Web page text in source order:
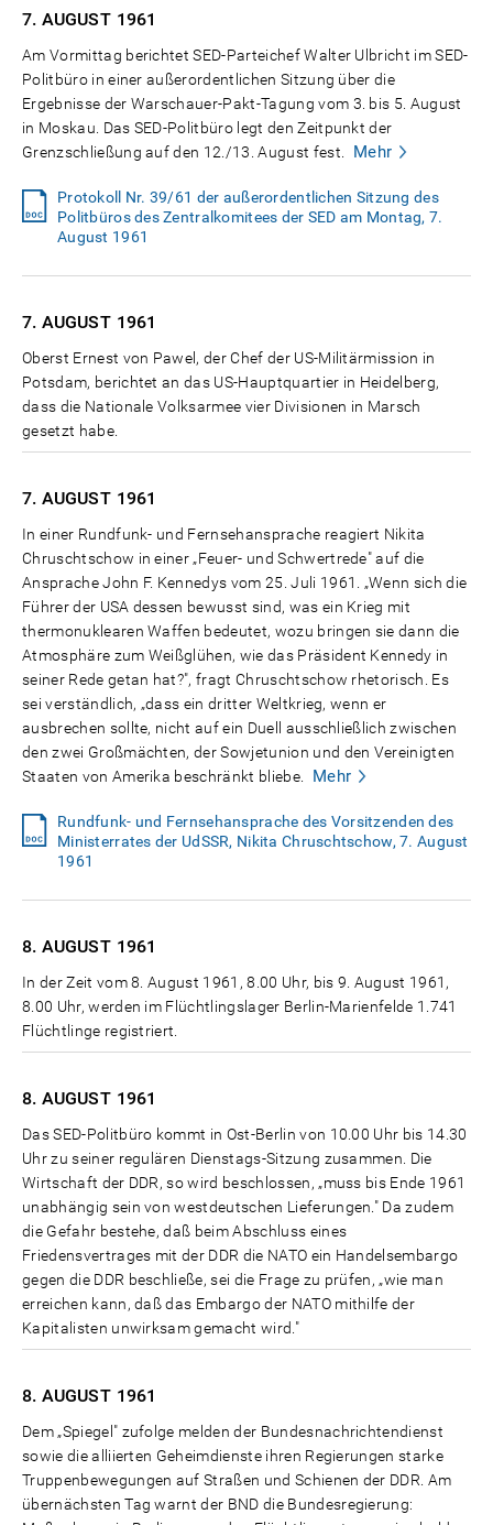
7. AUGUST 1961
Am Vormittag berichtet SED-Parteichef Walter Ulbricht im SED-
Politbüro in einer außerordentlichen Sitzung über die
Ergebnisse der Warschauer-Pakt-Tagung vom 3. bis 5. August
in Moskau. Das SED-Politbüro legt den Zeitpunkt der
Grenzschließung auf den 12./13. August fest.
Mehr
Protokoll Nr. 39/61 der außerordentlichen Sitzung des
Politbüros des Zentralkomitees der SED am Montag, 7.
August 1961
7. AUGUST 1961
Oberst Ernest von Pawel, der Chef der US-Militärmission in
Potsdam, berichtet an das US-Hauptquartier in Heidelberg,
dass die Nationale Volksarmee vier Divisionen in Marsch
gesetzt habe.
7. AUGUST 1961
In einer Rundfunk- und Fernsehansprache reagiert Nikita
Chruschtschow in einer „Feuer- und Schwertrede" auf die
Ansprache John F. Kennedys vom 25. Juli 1961. „Wenn sich die
Führer der USA dessen bewusst sind, was ein Krieg mit
thermonuklearen Waffen bedeutet, wozu bringen sie dann die
Atmosphäre zum Weißglühen, wie das Präsident Kennedy in
seiner Rede getan hat?", fragt Chruschtschow rhetorisch. Es
sei verständlich, „dass ein dritter Weltkrieg, wenn er
ausbrechen sollte, nicht auf ein Duell ausschließlich zwischen
den zwei Großmächten, der Sowjetunion und den Vereinigten
Staaten von Amerika beschränkt bliebe.
Mehr
Rundfunk- und Fernsehansprache des Vorsitzenden des
Ministerrates der UdSSR, Nikita Chruschtschow, 7. August
1961
8. AUGUST 1961
In der Zeit vom 8. August 1961, 8.00 Uhr, bis 9. August 1961,
8.00 Uhr, werden im Flüchtlingslager Berlin-Marienfelde 1.741
Flüchtlinge registriert.
8. AUGUST 1961
Das SED-Politbüro kommt in Ost-Berlin von 10.00 Uhr bis 14.30
Uhr zu seiner regulären Dienstags-Sitzung zusammen. Die
Wirtschaft der DDR, so wird beschlossen, „muss bis Ende 1961
unabhängig sein von westdeutschen Lieferungen." Da zudem
die Gefahr bestehe, daß beim Abschluss eines
Friedensvertrages mit der DDR die NATO ein Handelsembargo
gegen die DDR beschließe, sei die Frage zu prüfen, „wie man
erreichen kann, daß das Embargo der NATO mithilfe der
Kapitalisten unwirksam gemacht wird."
8. AUGUST 1961
Dem „Spiegel" zufolge melden der Bundesnachrichtendienst
sowie die alliierten Geheimdienste ihren Regierungen starke
Truppenbewegungen auf Straßen und Schienen der DDR. Am
übernächsten Tag warnt der BND die Bundesregierung: